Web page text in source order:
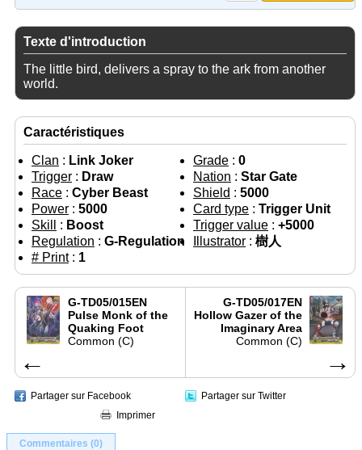
Texte d'introduction
The little bird, delivers a spray to the ark from another
world.
Caractéristiques
Clan : Link Joker Grade : 0
Trigger : Draw Nation : Star Gate
Race : Cyber Beast Shield : 5000
Power : 5000 Card type : Trigger Unit
Skill
: Boost Trigger value : +5000
Regulation : G-Regulation Illustrator : 樹人
# Print: 1
G-TD05/015EN
Pulse Monk of the
Quaking Foot
Common (C)
←
G-TD05/017EN
Hollow Gazer of the
Imaginary Area
Common (C)
→
Partager sur Facebook
Partager sur Twitter
Imprimer
Commentaires (0)